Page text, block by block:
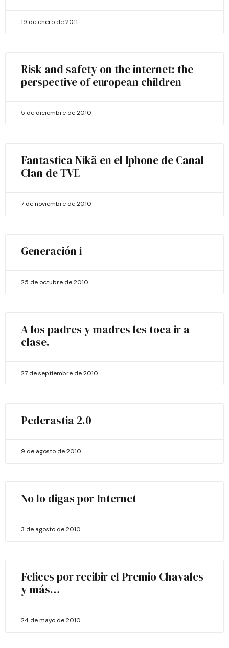
19 de enero de 2011
Risk and safety on the internet: the
perspective of european children
5 de diciembre de 2010
Fantastica Nikä en el Iphone de Canal
Clan de TVE
7 de noviembre de 2010
Generación i
25 de octubre de 2010
A los padres y madres les toca ir a
clase.
27 de septiembre de 2010
Pederastia 2.0
9 de agosto de 2010
No lo digas por Internet
3 de agosto de 2010
Felices por recibir el Premio Chavales
y más…
24 de mayo de 2010